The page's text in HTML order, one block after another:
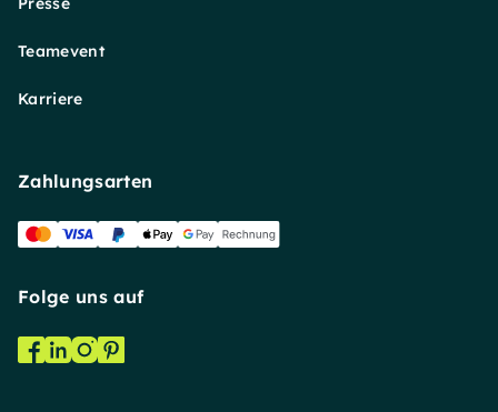
Teamevent
Karriere
Zahlungsarten
Folge uns auf